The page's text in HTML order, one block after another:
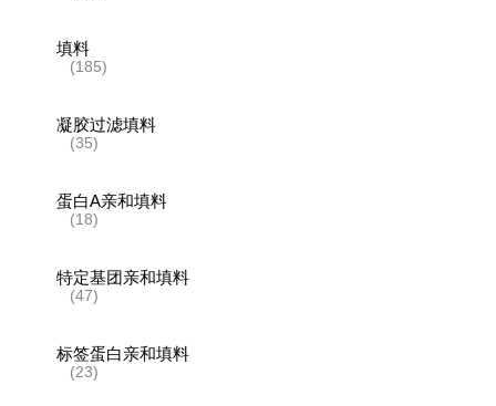
填料
(185)
凝胶过滤填料
(35)
蛋白A亲和填料
(18)
特定基团亲和填料
(47)
标签蛋白亲和填料
(23)